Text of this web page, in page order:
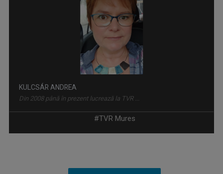
SAJTÓSZEMLE A MÚLTBÓL / REVISTA PRESEI VECHI
Evenimentele de acum 100 de ani, bârfele ...
KULCSÁR ANDREA
Din 2008 până în prezent lucrează la TVR ...
#TVR Mures